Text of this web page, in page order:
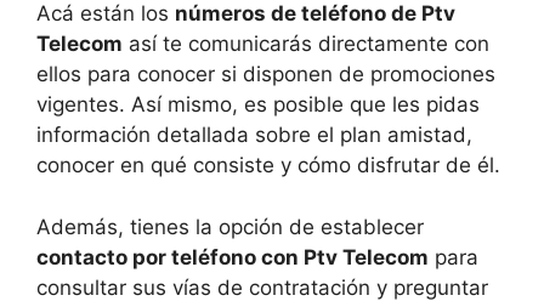
Acá están los números de teléfono de Ptv
Telecom así te comunicarás directamente con
ellos para conocer si disponen de promociones
vigentes. Así mismo, es posible que les pidas
información detallada sobre el plan amistad,
conocer en qué consiste y cómo disfrutar de él.
Además, tienes la opción de establecer
contacto por teléfono con Ptv Telecom para
consultar sus vías de contratación y preguntar